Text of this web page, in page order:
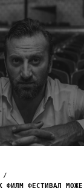
ФИЛМ ФЕСТИВАЛ